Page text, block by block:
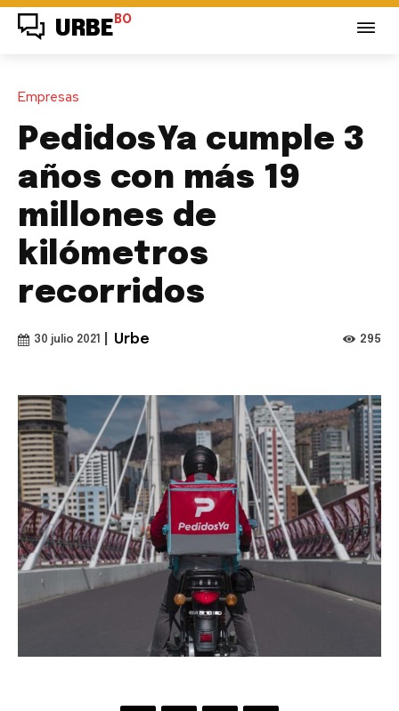
URBE BO
Empresas
PedidosYa cumple 3
años con más 19
millones de
kilómetros
recorridos
30 julio 2021 Urbe 295